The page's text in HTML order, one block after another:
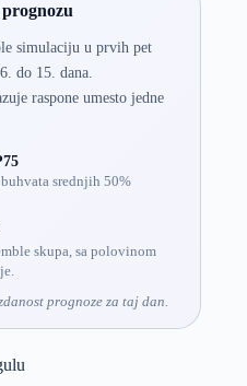
simulaciju u prvih pet
do 15. dana.
raspone umesto jedne
srednjih 50%
skupa, sa polovinom
prognoze za taj dan.